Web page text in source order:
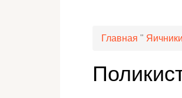
Главная " Яичники